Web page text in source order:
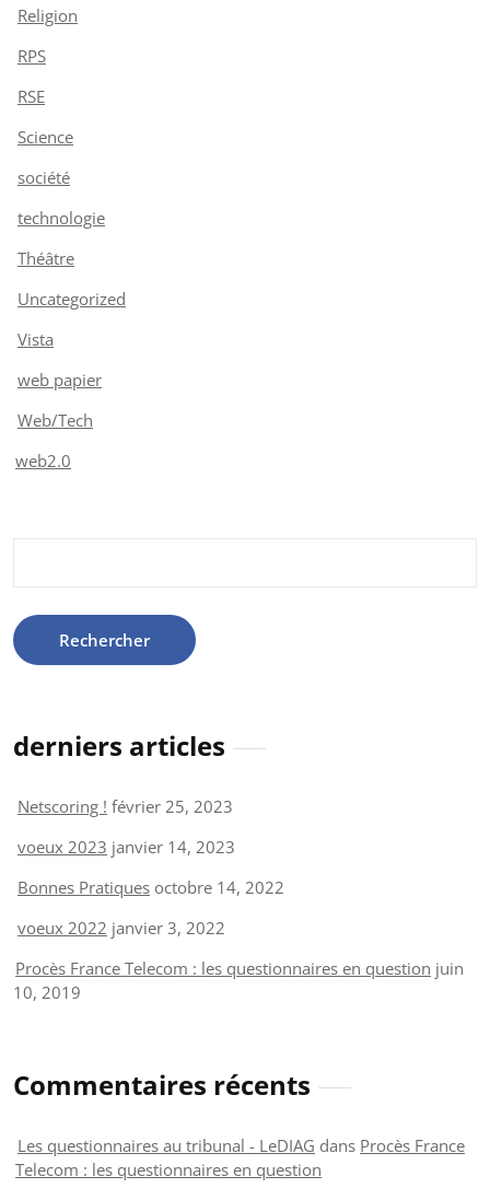
Religion
RPS
RSE
Science
société
technologie
Théâtre
Uncategorized
Vista
web papier
Web/Tech
web2.0
derniers articles
Netscoring ! février 25, 2023
voeux 2023 janvier 14, 2023
Bonnes Pratiques octobre 14, 2022
voeux 2022 janvier 3, 2022
Procès France Telecom : les questionnaires en question juin
10, 2019
Commentaires récents
Les questionnaires au tribunal - LeDIAG dans Procès France
Telecom : les questionnaires en question